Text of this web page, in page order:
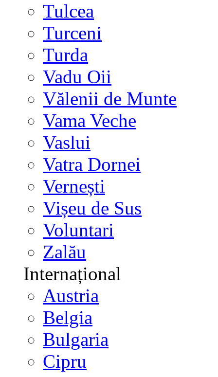
Tulcea
Turceni
Turda
Vadu Oii
Vălenii de Munte
Vama Veche
Vaslui
Vatra Dornei
Vernești
Vișeu de Sus
Voluntari
Zalău
Internațional
Austria
Belgia
Bulgaria
Cipru